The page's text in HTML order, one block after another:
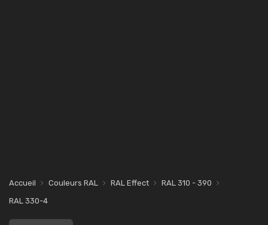
Accueil Couleurs RAL RAL Effect
RAL 310 - 390
RAL 330-4